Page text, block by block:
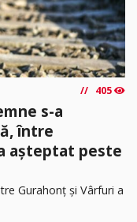
405
s-a
între
așteptat peste
Gurahonț și Vârfuri a